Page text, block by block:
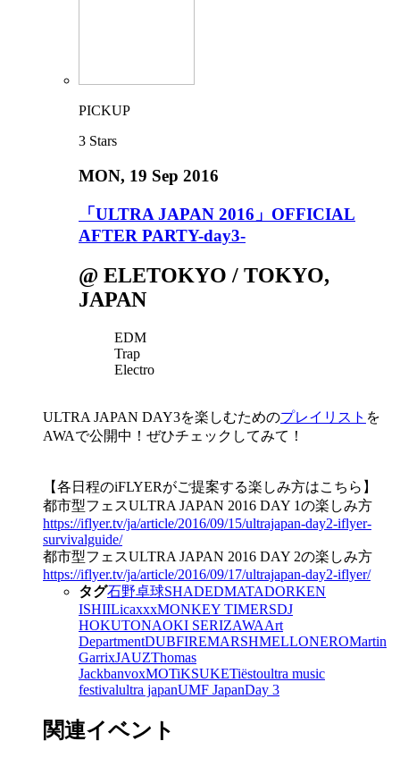
PICKUP
3 Stars
MON, 19 Sep 2016
「ULTRA JAPAN 2016」OFFICIAL
AFTER PARTY-day3-
@ ELETOKYO / TOKYO,
JAPAN
EDM
Trap
Electro
ULTRA JAPAN DAY3を楽しむためのプレイリスト を
AWAで公開中！ぜひチェックしてみて！
【各日程のiFLYERがご提案する楽しみ方はこちら】
都市型フェスULTRA JAPAN 2016 DAY 1の楽しみ方
https://iflyer.tv/ja/article/2016/09/15/ultrajapan-day2-iflyer-
survivalguide/
都市型フェスULTRA JAPAN 2016 DAY 2の楽しみ方
https://iflyer.tv/ja/article/2016/09/17/ultrajapan-day2-iflyer/
タグ石野卓球SHADEDMATADORKEN
ISHIILicaxxxMONKEY TIMERSDJ
HOKUTONAOKI SERIZAWAArt
DepartmentDUBFIREMARSHMELLONEROMartin
GarrixJAUZThomas
JackbanvoxMOTiKSUKETiëstoultra music
festivalultra japanUMF JapanDay 3
関連イベント